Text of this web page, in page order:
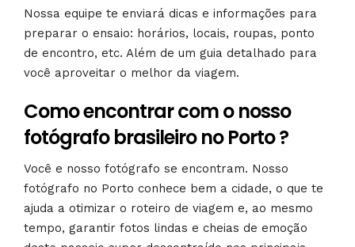
Nossa equipe te enviará dicas e informações para
preparar o ensaio: horários, locais, roupas, ponto
de encontro, etc. Além de um guia detalhado para
você aproveitar o melhor da viagem.
Como encontrar com o nosso
fotógrafo brasileiro no Porto ?
Você e nosso fotógrafo se encontram. Nosso
fotógrafo no Porto conhece bem a cidade, o que te
ajuda a otimizar o roteiro de viagem e, ao mesmo
tempo, garantir fotos lindas e cheias de emoção